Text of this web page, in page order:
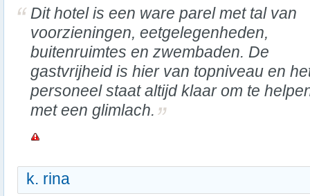
Dit hotel is een ware parel met tal van
voorzieningen, eetgelegenheden,
buitenruimtes en zwembaden. De
gastvrijheid is hier van topniveau en
personeel staat altijd klaar om te
met een glimlach.
k. rina